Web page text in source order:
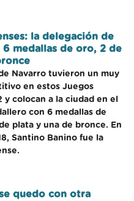
la delegación de
6 medallas de oro, 2 de
Navarro tuvieron un muy
en estos Juegos
y colocan a la ciudad en el
con 6 medallas de
plata y una de bronce. En
Santino Banino fue la
quedo con otra